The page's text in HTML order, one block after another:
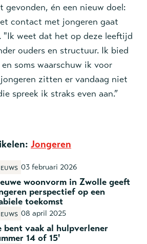
gevonden, én een nieuw doel:
contact met jongeren gaat
weet dat het op deze leeftijd
ouders en structuur. Ik bied
soms waarschuw ik voor
zitten er vandaag niet
spreek ik straks even aan.”
Jongeren
woonvorm in Zwolle geeft
perspectief op een
toekomst
03 februari 2026
bent vaak al hulpverlener
14 of 15'
08 april 2025